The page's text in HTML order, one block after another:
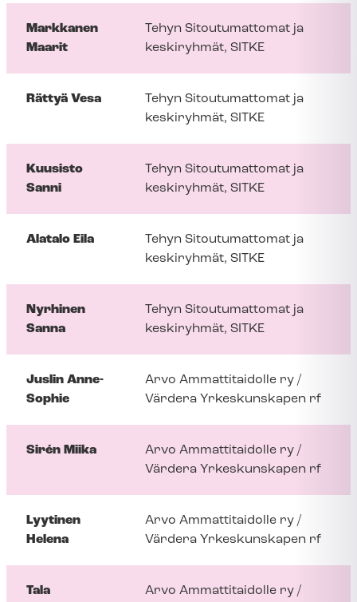
Markkanen
Maarit
Tehyn Sitoutumattomat ja
keskiryhmät, SITKE
Rättyä Vesa
Tehyn Sitoutumattomat ja
keskiryhmät, SITKE
Kuusisto
Sanni
Tehyn Sitoutumattomat ja
keskiryhmät, SITKE
Alatalo Eila
Tehyn Sitoutumattomat ja
keskiryhmät, SITKE
Nyrhinen
Sanna
Tehyn Sitoutumattomat ja
keskiryhmät, SITKE
Juslin Anne-
Sophie
Arvo Ammattitaidolle ry /
Värdera Yrkeskunskapen rf
Sirén Miika
Arvo Ammattitaidolle ry /
Värdera Yrkeskunskapen rf
Lyytinen
Helena
Arvo Ammattitaidolle ry /
Värdera Yrkeskunskapen rf
Tala
Arvo Ammattitaidolle ry /